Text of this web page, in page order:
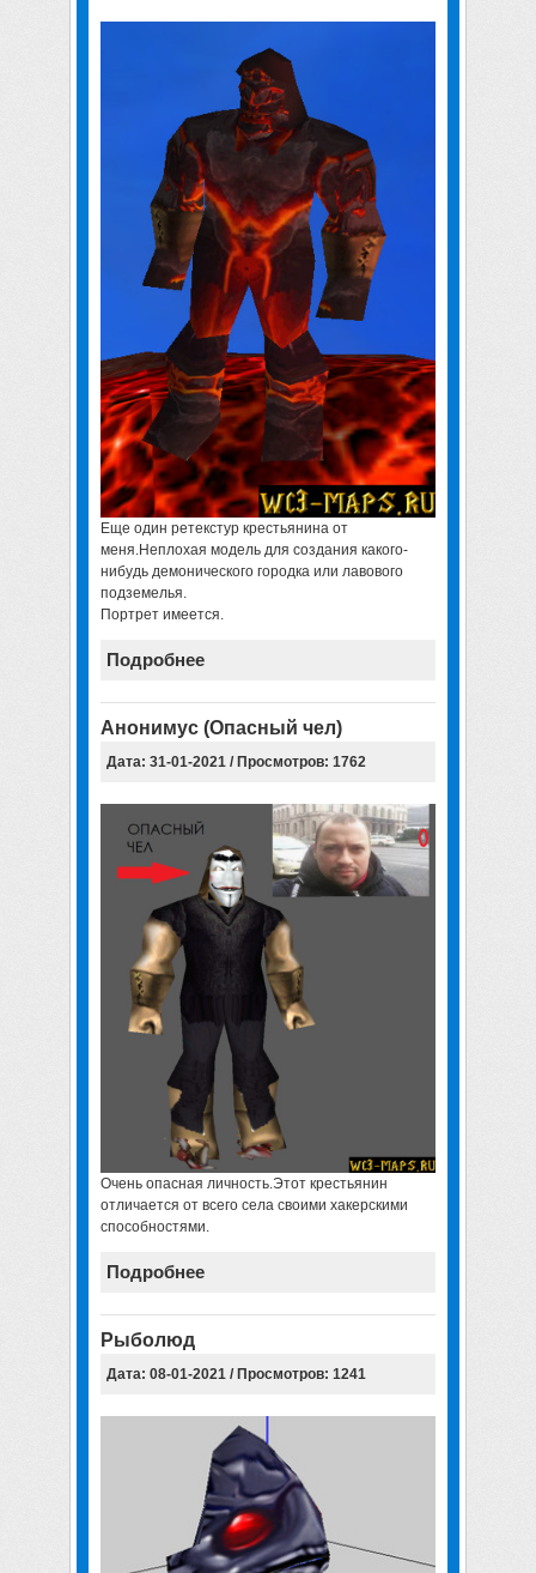
Еще один ретекстур крестьянина от
меня.Неплохая модель для создания какого-
нибудь демонического городка или лавового
подземелья.
Портрет имеется.
Подробнее
Анонимус (Опасный чел)
Дата: 31-01-2021 / Просмотров: 1762
Очень опасная личность.Этот крестьянин
отличается от всего села своими хакерскими
способностями.
Подробнее
Рыболюд
Дата: 08-01-2021 / Просмотров: 1241